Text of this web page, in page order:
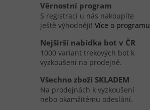
Věrnostní program
S registrací u nás nakoupíte
ještě výhodněji! Více o programu
Nejširší nabídka bot v ČR
1000 variant trekových bot k
vyzkoušení na prodejně.
Všechno zboží SKLADEM
Na prodejnách k vyzkoušení
nebo okamžitému odeslání.